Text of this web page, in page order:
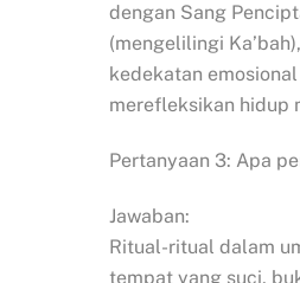
dengan Sang
(mengelilingi
kedekatan
merefleksikan hidup
Pertanyaan 3: Apa
Jawaban:
Ritual-ritual dalam
tempat yang suci,